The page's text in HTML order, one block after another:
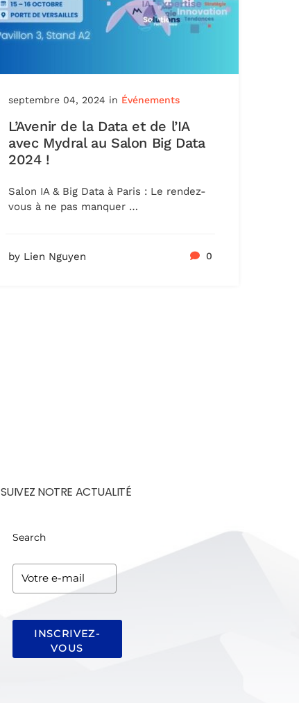
septembre 04, 2024 in Événements
L’Avenir de la Data et de l’IA
avec Mydral au Salon Big Data
2024 !
Salon IA & Big Data à Paris : Le rendez-
vous à ne pas manquer …
by Lien Nguyen 0
SUIVEZ NOTRE ACTUALITÉ
Search
INSCRIVEZ-
VOUS